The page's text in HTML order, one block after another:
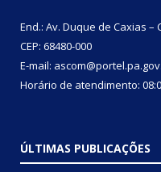
End.: Av. Duque de Caxias –
CEP: 68480-000
E-mail:
Horário de atendimento:
ÚLTIMAS PUBLICAÇÕES